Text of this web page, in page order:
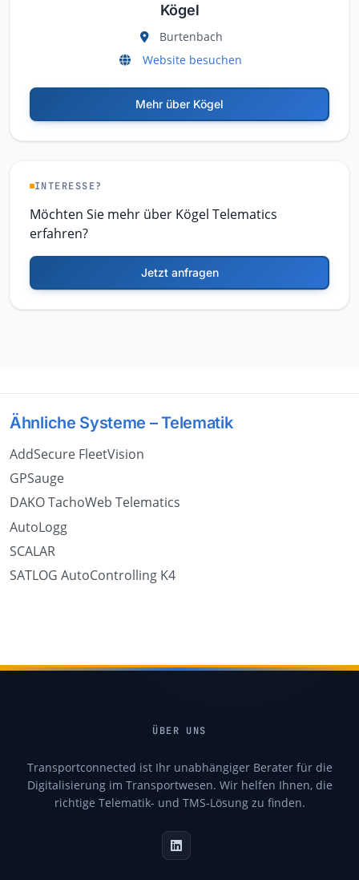
Kögel
Burtenbach
Website besuchen
Mehr über Kögel
INTERESSE?
Möchten Sie mehr über Kögel Telematics
erfahren?
Jetzt anfragen
Ähnliche Systeme – Telematik
AddSecure FleetVision
GPSauge
DAKO TachoWeb Telematics
AutoLogg
SCALAR
SATLOG AutoControlling K4
ÜBER UNS
Transportconnected ist Ihr unabhängiger Berater für die
Digitalisierung im Transportwesen. Wir helfen Ihnen, die
richtige Telematik- und TMS-Lösung zu finden.